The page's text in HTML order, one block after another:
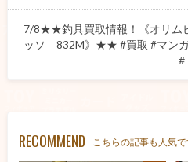
7/8★★釣具買取情報！《オリム
ッソ 832M》★★ #買取 #マンガ
RECOMMEND こちらの記事も人気で